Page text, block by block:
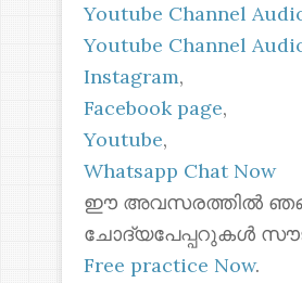
Youtube Channel
Youtube Channel
Instagram,
Facebook page,
Youtube,
Whatsapp Chat Now
ഈ അവസരത്തിൽ
ചോദ്യപേപ്പറുകൾ
Free practice Now.